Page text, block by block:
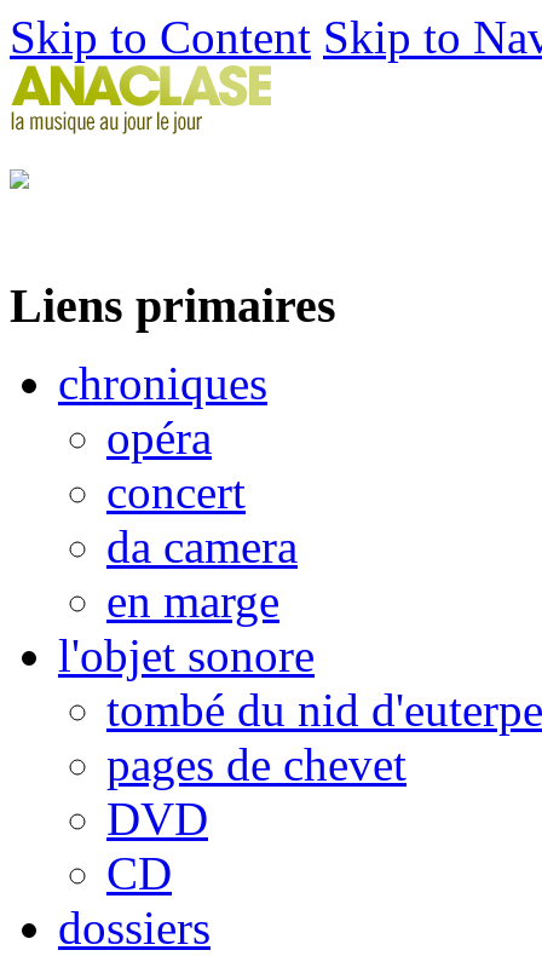
Skip to Content Skip to
Liens primaires
chroniques
opéra
concert
da camera
en marge
l'objet sonore
tombé du nid d'euterpe
pages de chevet
DVD
CD
dossiers